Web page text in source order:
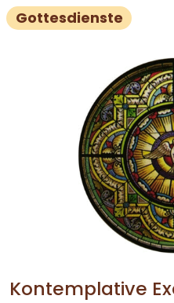
Gottesdienste
Kontemplative